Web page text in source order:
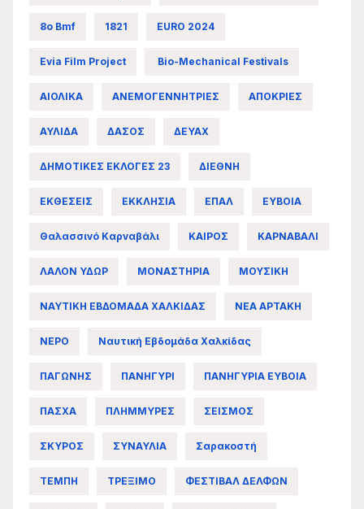
8ο Bmf 1821 EURO 2024
Evia Film Project Bio-Mechanical Festivals
ΑΙΟΛΙΚΑ ΑΝΕΜΟΓΕΝΝΗΤΡΙΕΣ ΑΠΟΚΡΙΕΣ
ΑΥΛΙΔΑ ΔΑΣΟΣ ΔΕΥΑΧ
ΔΗΜΟΤΙΚΕΣ ΕΚΛΟΓΕΣ 23 ΔΙΕΘΝΗ
ΕΚΘΕΣΕΙΣ ΕΚΚΛΗΣΙΑ ΕΠΑΛ ΕΥΒΟΙΑ
Θαλασσινό Καρναβάλι ΚΑΙΡΟΣ ΚΑΡΝΑΒΑΛΙ
ΛΑΛΟΝ ΥΔΩΡ ΜΟΝΑΣΤΗΡΙΑ ΜΟΥΣΙΚΗ
ΝΑΥΤΙΚΗ ΕΒΔΟΜΑΔΑ ΧΑΛΚΙΔΑΣ ΝΕΑ ΑΡΤΑΚΗ
ΝΕΡΟ Ναυτική Εβδομάδα Χαλκίδας
ΠΑΓΩΝΗΣ ΠΑΝΗΓΥΡΙ ΠΑΝΗΓΥΡΙΑ ΕΥΒΟΙΑ
ΠΑΣΧΑ ΠΛΗΜΜΥΡΕΣ ΣΕΙΣΜΟΣ
ΣΚΥΡΟΣ ΣΥΝΑΥΛΙΑ Σαρακοστή
ΤΕΜΠΗ ΤΡΕΞΙΜΟ ΦΕΣΤΙΒΑΛ ΔΕΛΦΩΝ